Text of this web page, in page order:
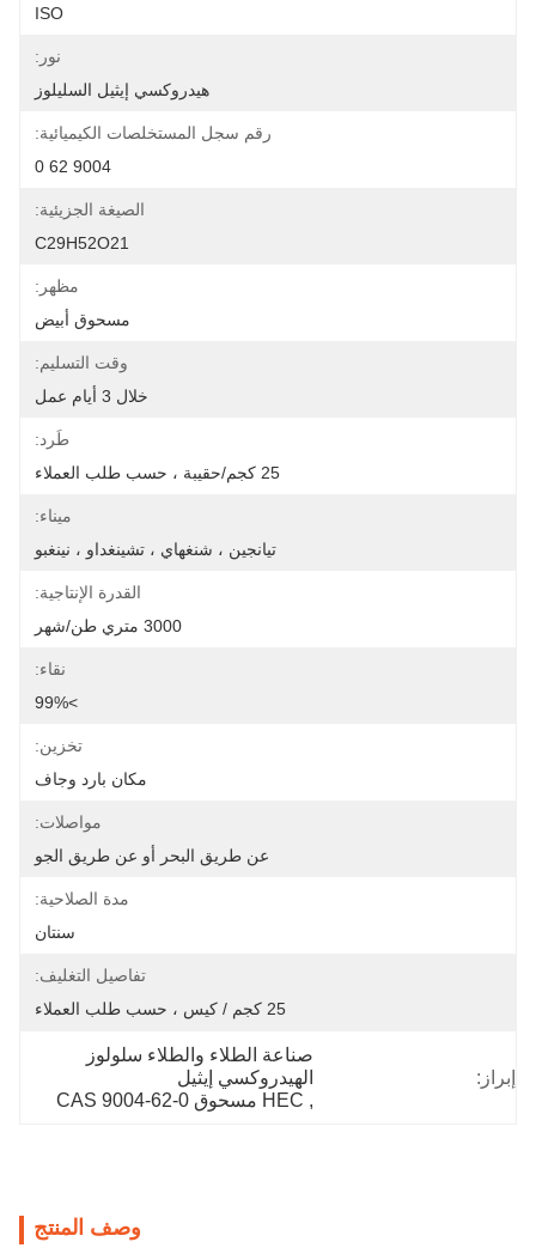
ISO
نور:
هيدروكسي إيثيل السليلوز
رقم سجل المستخلصات الكيميائية:
9004 62 0
الصيغة الجزيئية:
C29H52O21
مظهر:
مسحوق أبيض
وقت التسليم:
خلال 3 أيام عمل
طَرد:
25 كجم/حقيبة ، حسب طلب العملاء
ميناء:
تيانجين ، شنغهاي ، تشينغداو ، نينغبو
القدرة الإنتاجية:
3000 متري طن/شهر
نقاء:
>99%
تخزين:
مكان بارد وجاف
مواصلات:
عن طريق البحر أو عن طريق الجو
مدة الصلاحية:
سنتان
تفاصيل التغليف:
25 كجم / كيس ، حسب طلب العملاء
إبراز:
صناعة الطلاء والطلاء سلولوز
الهيدروكسي إيثيل
, HEC مسحوق CAS 9004-62-0
وصف المنتج